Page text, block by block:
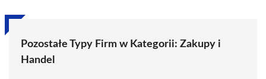
Pozostałe Typy Firm w Kategorii: Zakupy i
Handel